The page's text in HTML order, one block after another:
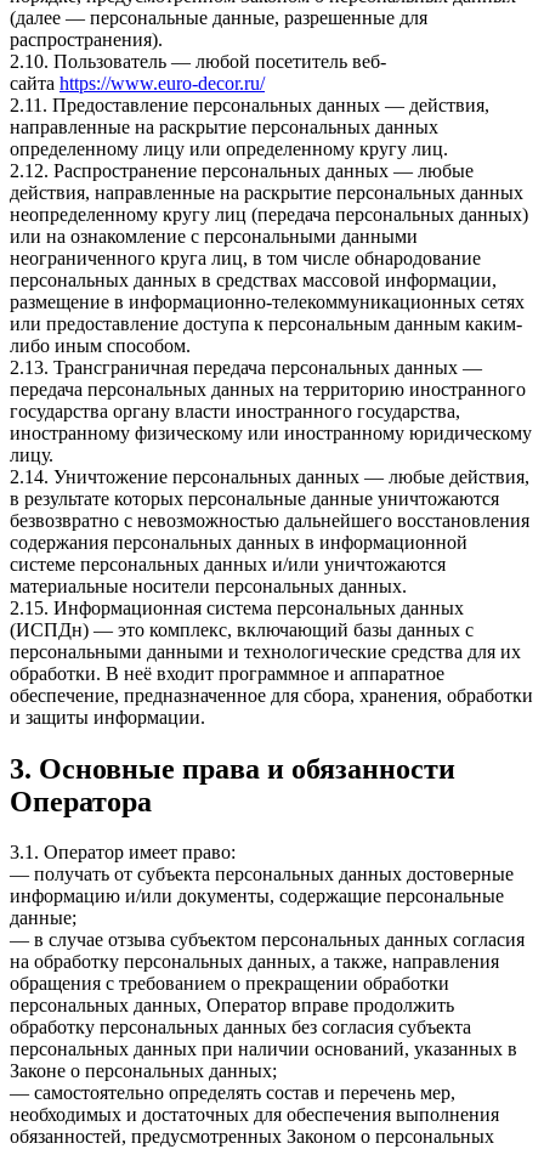
(далее — персональные данные, разрешенные для
распространения).
2.10. Пользователь — любой посетитель веб-
сайта https://www.euro-decor.ru/
2.11. Предоставление персональных данных — действия,
направленные на раскрытие персональных данных
определенному лицу или определенному кругу лиц.
2.12. Распространение персональных данных — любые
действия, направленные на раскрытие персональных данных
неопределенному кругу лиц (передача персональных данных)
или на ознакомление с персональными данными
неограниченного круга лиц, в том числе обнародование
персональных данных в средствах массовой информации,
размещение в информационно-телекоммуникационных сетях
или предоставление доступа к персональным данным каким-
либо иным способом.
2.13. Трансграничная передача персональных данных —
передача персональных данных на территорию иностранного
государства органу власти иностранного государства,
иностранному физическому или иностранному юридическому
лицу.
2.14. Уничтожение персональных данных — любые действия,
в результате которых персональные данные уничтожаются
безвозвратно с невозможностью дальнейшего восстановления
содержания персональных данных в информационной
системе персональных данных и/или уничтожаются
материальные носители персональных данных.
2.15. Информационная система персональных данных
(ИСПДн) — это комплекс, включающий базы данных с
персональными данными и технологические средства для их
обработки. В неё входит программное и аппаратное
обеспечение, предназначенное для сбора, хранения, обработки
и защиты информации.
3. Основные права и обязанности
Оператора
3.1. Оператор имеет право:
— получать от субъекта персональных данных достоверные
информацию и/или документы, содержащие персональные
данные;
— в случае отзыва субъектом персональных данных согласия
на обработку персональных данных, а также, направления
обращения с требованием о прекращении обработки
персональных данных, Оператор вправе продолжить
обработку персональных данных без согласия субъекта
персональных данных при наличии оснований, указанных в
Законе о персональных данных;
— самостоятельно определять состав и перечень мер,
необходимых и достаточных для обеспечения выполнения
обязанностей, предусмотренных Законом о персональных